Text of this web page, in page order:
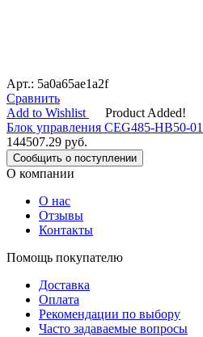
Арт.: 5a0a65ae1a2f
Сравнить
Add to Wishlist
Product Added!
Блок управления CEG485-HB50-01
144507.29 руб.
Сообщить о поступлении
О компании
О нас
Отзывы
Контакты
Помощь покупателю
Доставка
Оплата
Рекомендации по выбору
Часто задаваемые вопросы